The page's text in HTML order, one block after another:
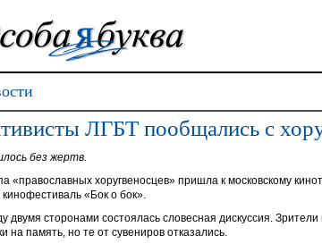
ЛГБТ пообщались с
без жертв.
«православных хоругвеносцев» пришла к московскому
«Бок о бок».
двумя сторонами состоялась словесная дискуссия.
на память, но те от сувениров отказались.